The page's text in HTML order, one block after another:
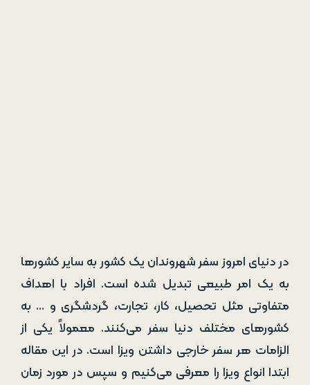
در دنیای امروز سفر شهروندان یک کشور به سایر کشورها
به یک امر طبیعی تبدیل شده است. افراد با اهداف
متفاوتی مثل تحصیل، کار، تجارت، گردشگری و … به
کشورهای مختلف دنیا سفر می‌کنند. معمولاً یکی از
الزامات هر سفر خارجی داشتن ویزا است. در این مقاله
ابتدا انواع ویزا را معرفی می‌کنیم و سپس در مورد زمان